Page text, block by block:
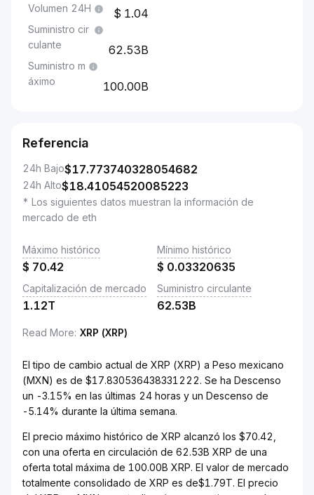
Volumen 24H 1.04
Suministro cir
culante
62.53B
Suministro m
áximo
100.00B
Referencia
24h Bajo$17.773740328054682
24h Alto$18.41054520085223
* Los siguientes datos muestran la información de
mercado de eth
Máximo histórico
$ 70.42
Mínimo histórico
$ 0.03320635
Capitalización de mercado
1.12T
Suministro circulante
62.53B
Read More: XRP (XRP)
El tipo de cambio actual de XRP (XRP) a Peso mexicano
(MXN) es de $17.830536438331222. Se ha Descenso
un -3.15% en las últimas 24 horas y un Descenso de
-5.14% durante la última semana.
El precio máximo histórico de XRP alcanzó los $70.42,
con una oferta en circulación de 62.53B XRP de una
oferta total máxima de 100.00B XRP. El valor de mercado
totalmente consolidado de XRP es de$1.79T. El precio